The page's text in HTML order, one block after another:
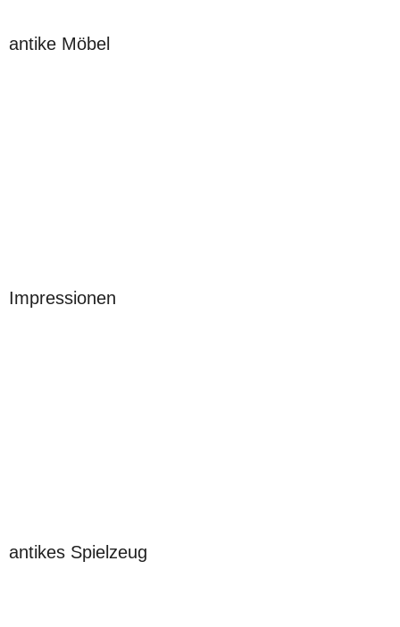
antike Möbel
Impressionen
antikes Spielzeug